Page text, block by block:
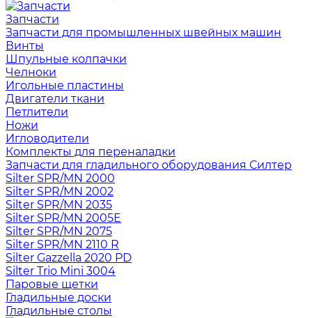
Запчасти
Запчасти для промышленных швейных машин
Винты
Шпульные колпачки
Челноки
Игольные пластины
Двигатели ткани
Петлители
Ножи
Игловодители
Комплекты для переналадки
Запчасти для гладильного оборудования Силтер
Silter SPR/MN 2000
Silter SPR/MN 2002
Silter SPR/MN 2035
Silter SPR/MN 2005E
Silter SPR/MN 2075
Silter SPR/MN 2110 R
Silter Gazzella 2020 PD
Silter Trio Mini 3004
Паровые щетки
Гладильные доски
Гладильные столы